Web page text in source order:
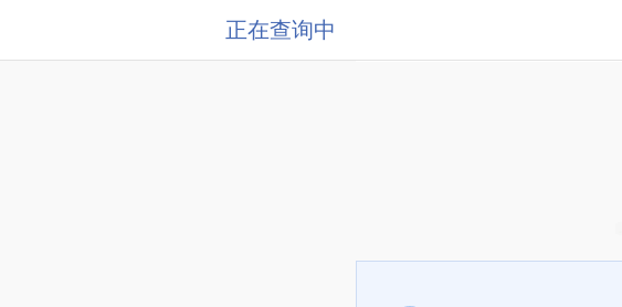
正在查询中